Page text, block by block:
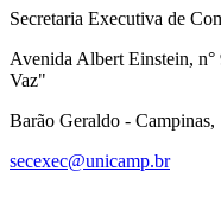
Secretaria Executiva de
Avenida Albert Einstein,
Vaz"
Barão Geraldo -
secexec@unicamp.br